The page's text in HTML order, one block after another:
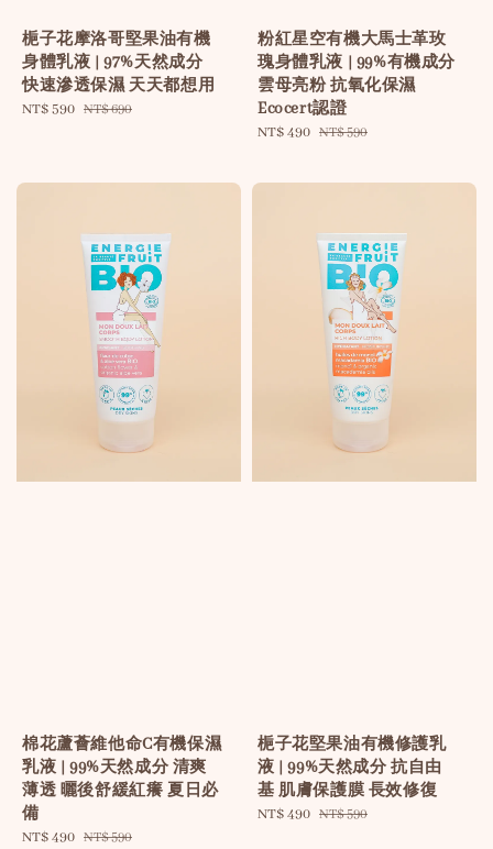
梔子花摩洛哥堅果油有機
身體乳液 | 97%天然成分
快速滲透保濕 天天都想用
Sale
NT$ 590 Regular
NT$ 690
粉紅星空有機大馬士革玫
瑰身體乳液 | 99%有機成分
雲母亮粉 抗氧化保濕
Ecocert認證
Sale
NT$ 490 Regular
NT$ 590
棉花蘆薈維他命C有機保濕
乳液 | 99%天然成分 清爽
薄透 曬後舒緩紅癢 夏日必
備
Sale
NT$ 490 Regular
NT$ 590
梔子花堅果油有機修護乳
液 | 99%天然成分 抗自由
基 肌膚保護膜 長效修復
Sale
NT$ 490 Regular
NT$ 590